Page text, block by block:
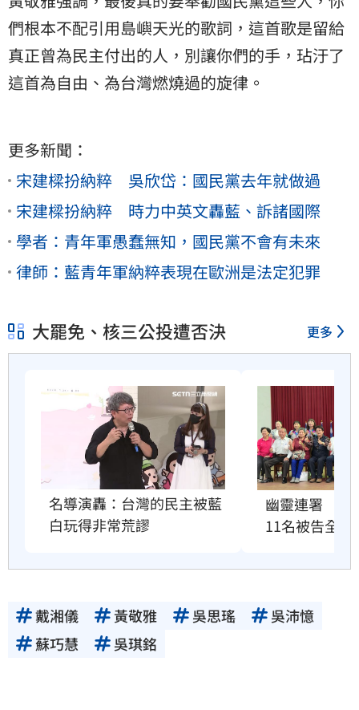
們根本不配引用島嶼天光的歌詞，這首歌是留給
真正曾為民主付出的人，別讓你們的手，玷汙了
這首為自由、為台灣燃燒過的旋律。
更多新聞：
宋建樑扮納粹 吳欣岱：國民黨去年就做過
宋建樑扮納粹 時力中英文轟藍、訴諸國際
學者：青年軍愚蠢無知，國民黨不會有未來
律師：藍青年軍納粹表現在歐洲是法定犯罪
大罷免、核三公投遭否決 更多
名導演轟：台灣的民主被藍
白玩得非常荒謬
幽靈連署　國
11名被告全緩
戴湘儀 黃敬雅 吳思瑤
吳沛憶
蘇巧慧
吳琪銘